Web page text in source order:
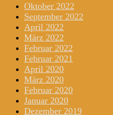
Oktober 2022
September 2022
April 2022
März 2022
Februar 2022
Februar 2021
April 2020
März 2020
Februar 2020
Januar 2020
Dezember 2019